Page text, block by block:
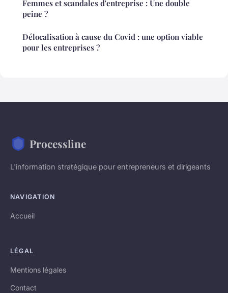
Femmes et scandales d'entreprise : Une double
peine ?
Délocalisation à cause du Covid : une option viable
pour les entreprises ?
Processline
L'information stratégique pour entrepreneurs et dirigeants
NAVIGATION
Accueil
LÉGAL
Mentions légales
Contact